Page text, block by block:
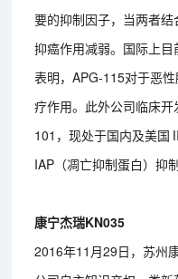
要的抑制因子，当两者结
抑癌作用减弱。国际上
表明，APG-115对于恶
疗作用。此外公司临床
101，现处于国内及美
IAP（凋亡抑制蛋白）抑
康宁杰瑞KN035
2016年11月29日，苏州